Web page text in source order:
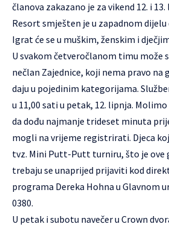
članova zakazano je za vikend 12. i 13.
Resortsmješten je u zapadnom dijelu
Igrat će se u muškim, ženskim i
U svakom četveročlanom timu može
nečlan Zajednice, koji nema pravo na
daju u pojedinim kategorijama.
u 11,00 sati u petak, 12. lipnja.
da dođu najmanje trideset minuta
mogli na vrijeme registrirati. Djeca
tvz. Mini Putt-Putt turniru, što je ove
trebaju se unaprijed prijaviti kod
programa Dereka Hohna u Glavnom
0380.
U petak i subotu navečer u Crown